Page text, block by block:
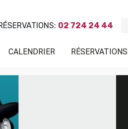
02 724 24 44
CALENDRIER RÉSERVATIONS